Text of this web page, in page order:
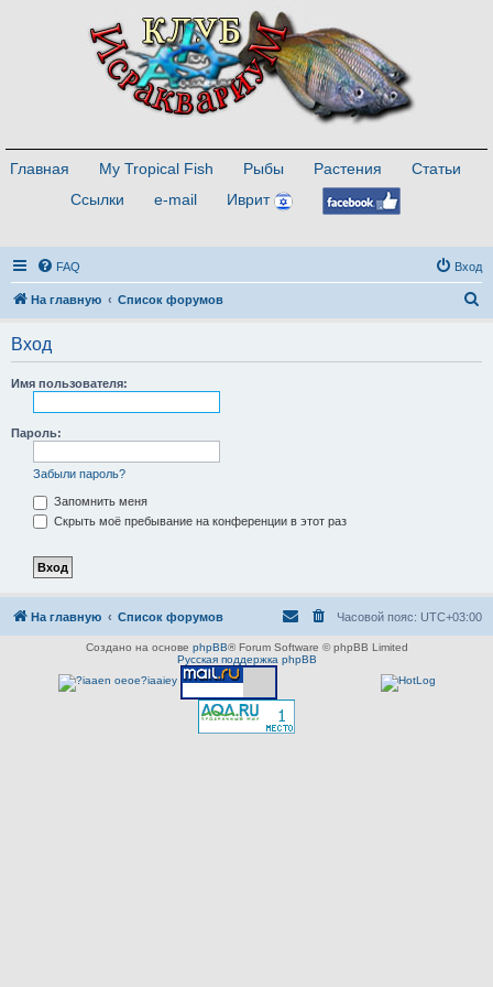
Главная My Tropical Fish Рыбы Растения
Статьи
Ссылки
e-mail Иврит
FAQ Вход
На главную Список форумов
Вход
Имя пользователя:
Пароль:
Забыли пароль?
Запомнить меня
Скрыть моё пребывание на конференции в этот раз
На главную Список форумов Часовой пояс: UTC+03:00
Создано на основе phpBB® Forum Software © phpBB Limited
Русская поддержка phpBB